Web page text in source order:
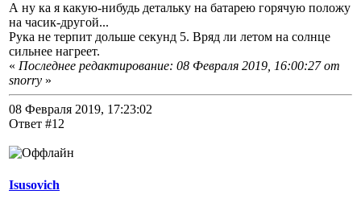
А ну ка я какую-нибудь детальку на батарею горячую положу
на часик-другой...
Рука не терпит дольше секунд 5. Вряд ли летом на солнце
сильнее нагреет.
« Последнее редактирование: 08 Февраля 2019, 16:00:27 от
snorry »
08 Февраля 2019, 17:23:02
Ответ #12
Isusovich